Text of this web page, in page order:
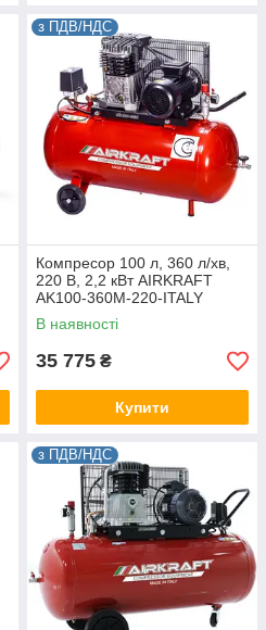
з ПДВ/НДС
Компресор 100 л, 360 л/хв,
220 В, 2,2 кВт AIRKRAFT
AK100-360M-220-ITALY
В наявності
35 775 ₴
Купити
з ПДВ/НДС